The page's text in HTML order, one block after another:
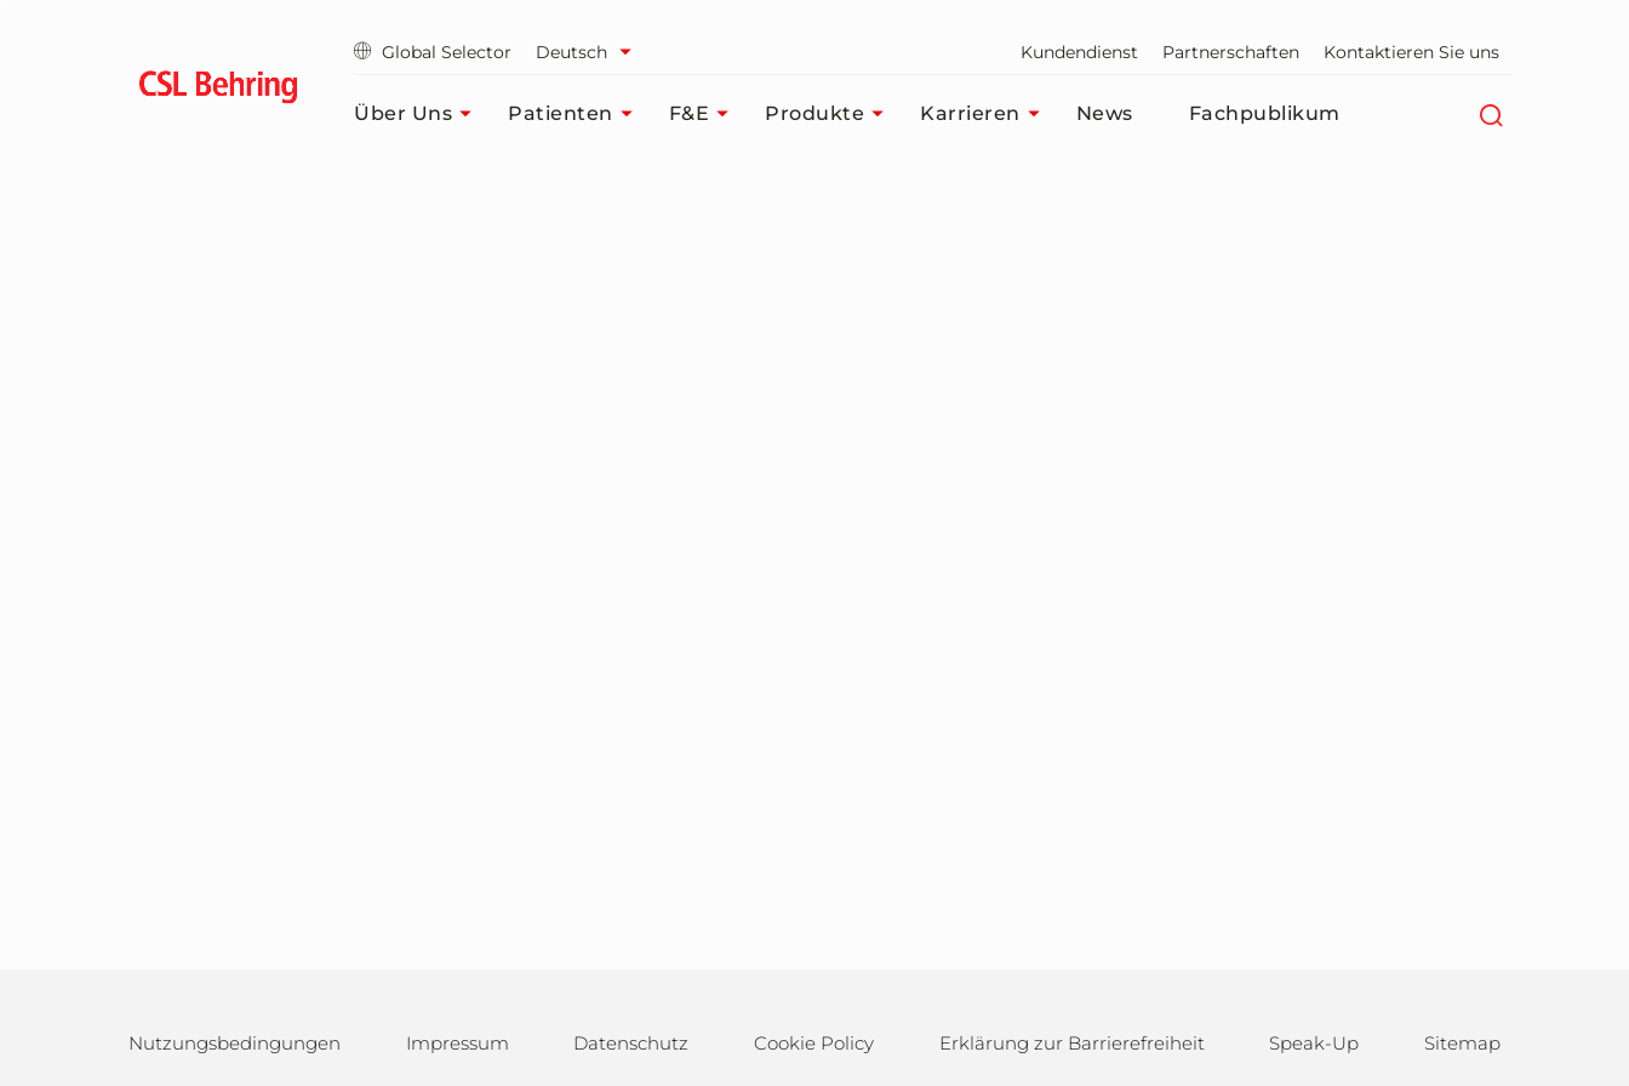
Global Selector Deutsch Kundendienst Partnerschaften Kontaktieren Sie uns
Über Uns Patienten F&E Produkte Karrieren News Fachpublikum
Nutzungsbedingungen Impressum Datenschutz Cookie Policy Erklärung zur Barrierefreiheit Speak-Up Sitemap